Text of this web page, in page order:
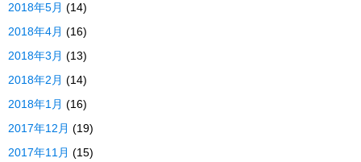
2018年5月 (14)
2018年4月 (16)
2018年3月 (13)
2018年2月 (14)
2018年1月 (16)
2017年12月 (19)
2017年11月 (15)